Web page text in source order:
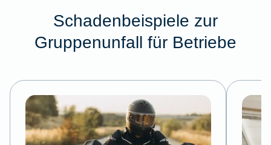
Schadenbeispiele zur
Gruppenunfall für Betriebe